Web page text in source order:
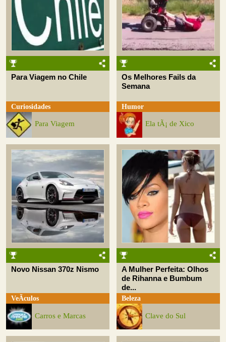
Para Viagem no Chile
Curiosidades
Para Viagem
Os Melhores Fails da
Semana
Humor
Ela tÃ¡ de Xico
Novo Nissan 370z Nismo
VeÃ­culos
Carros e Marcas
A Mulher Perfeita: Olhos
de Rihanna e Bumbum
de...
Beleza
Clave do Sul